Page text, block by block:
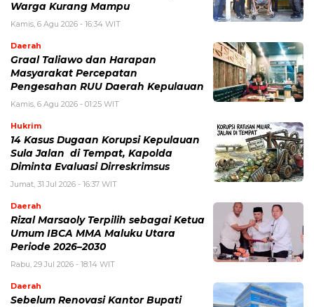
Warga Kurang Mampu
Kamis, 6 Agu 2026 - 16:34 WIT
Daerah
Graal Taliawo dan Harapan
Masyarakat Percepatan
Pengesahan RUU Daerah Kepulauan
Kamis, 6 Agu 2026 - 01:25 WIT
Hukrim
14 Kasus Dugaan Korupsi Kepulauan
Sula Jalan di Tempat, Kapolda
Diminta Evaluasi Dirreskrimsus
Jumat, 31 Jul 2026 - 16:37 WIT
Daerah
Rizal Marsaoly Terpilih sebagai Ketua
Umum IBCA MMA Maluku Utara
Periode 2026–2030
Rabu, 29 Jul 2026 - 18:14 WIT
Daerah
Sebelum Renovasi Kantor Bupati